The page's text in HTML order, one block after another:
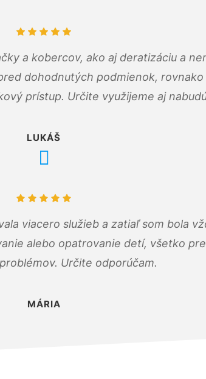
a kobercov, ako aj deratizáciu a
dohodnutých podmienok, rovnako
prístup. Určite využijeme aj
LUKÁŠ
viacero služieb a zatiaľ som bola
alebo opatrovanie detí, všetko
Určite odporúčam.
MÁRIA